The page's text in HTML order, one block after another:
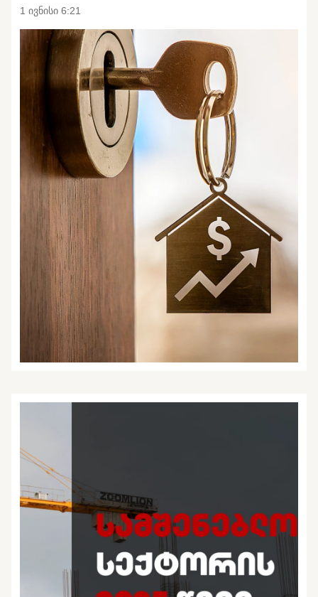
1 ივნისი 6:21